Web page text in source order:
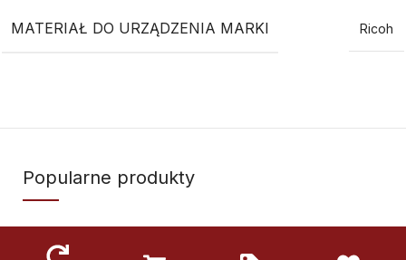
MATERIAŁ DO URZĄDZENIA MARKI Ricoh
Popularne produkty